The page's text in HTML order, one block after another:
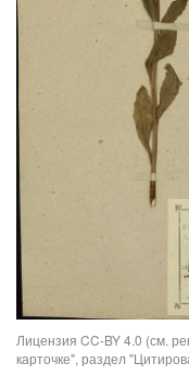
Лицензия CC-BY 4.0 (см.
карточке", раздел